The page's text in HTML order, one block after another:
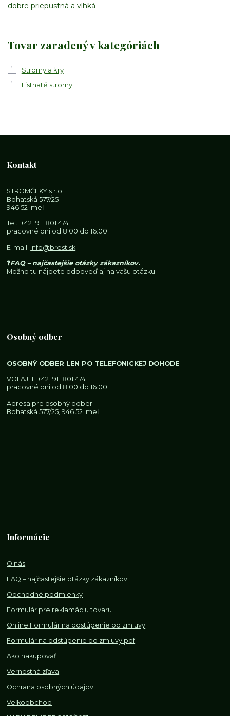
dobre priepustná a vlhká
Tovar zaradený v kategóriách
Stromy a kry
Listnaté stromy
Kontakt
STROMČEKY s.r.o.
Bohatská 577/25
946 52 Imeľ
Tel.:+421 911 801 474
pracovné dni od 8:00 do 16:00
E-mail: info@brest.sk
❓FAQ – najčastejšie otázky zákazníkov.
Možno tu nájdete odpoveď aj na vašu otázku
Osobný odber
OSOBNÝ ODBER LEN PO TELEFONICKEJ DOHODE
VOLAJTE+421 911 801 474
pracovné dni od 8:00 do 16:00
Adresa pre osobný odber:
Bohatská 577/25, 946 52 Imeľ
Informácie
O nás
FAQ – najčastejšie otázky zákazníkov
Obchodné podmienky
Formulár pre reklamáciu tovaru
Online Formulár na odstúpenie od zmluvy
Formulár na odstúpenie od zmluvy pdf
Ako nakupovať
Vernostná zľava
Ochrana osobných údajov
Veľkoobchod